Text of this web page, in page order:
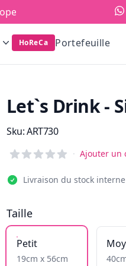
HoReCa Portefeuille
Let`s Drink -
Information du produit
Sku:ART730
Reviews
· Ajouter un
Livraison du stock interne
Taille
Petit
19cm x 56cm